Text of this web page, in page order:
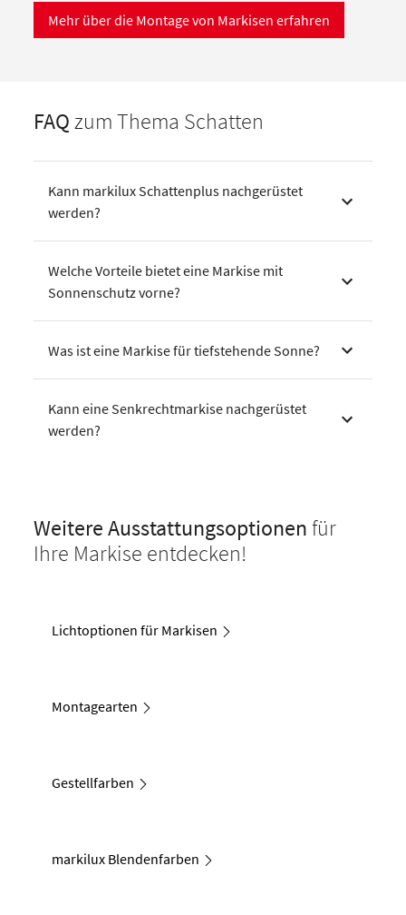
Mehr über die Montage von Markisen erfahren
FAQzum Thema Schatten
Kann markilux Schattenplus nachgerüstet
werden?
Welche Vorteile bietet eine Markise mit
Sonnenschutz vorne?
Was ist eine Markise für tiefstehende Sonne?
Kann eine Senkrechtmarkise nachgerüstet
werden?
Weitere Ausstattungsoptionenfür
Ihre Markise entdecken!
Lichtoptionen für Markisen
Montagearten
Gestellfarben
markilux Blendenfarben